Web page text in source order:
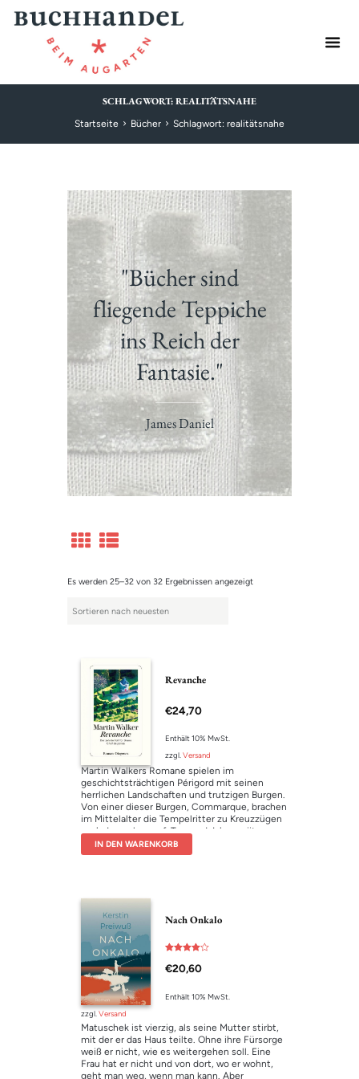
SCHLAGWORT: REALITÄTSNAHE
Startseite Bücher Schlagwort: realitätsnahe
"Bücher sind
fliegende Teppiche
ins Reich der
Fantasie."
James Daniel
Es werden 25–32 von 32 Ergebnissen angezeigt
Revanche
€24,70
Enthält 10% MwSt.
zzgl.Versand
Martin Walkers Romane spielen im
geschichtsträchtigen Périgord mit seinen
herrlichen Landschaften und trutzigen Burgen.
Von einer dieser Burgen, Commarque, brachen
im Mittelalter die Tempelritter zu Kreuz­zügen
nach Jerusalem auf. Tausend Jahre später
nimmt das einstige Morgenland eine späte
Revanche in der Person einer jungen
politisch höchst explosives altes Dokument
zutage zu fördern.
IN DEN WARENKORB
Nach Onkalo
mit
4.00
€20,60
Enthält 10% MwSt.
zzgl. Versand
Matuschek ist vierzig, als seine Mutter stirbt,
mit der er das Haus teilte. Ohne ihre Fürsorge
weiß er nicht, wie es weitergehen soll. Eine
Frau hat er nicht und von dort, wo er wohnt,
geht man weg, wenn man kann. Aber